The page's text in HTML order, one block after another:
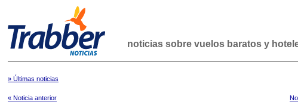
noticias sobre vuelos baratos y
» Últimas noticias
« Noticia anterior